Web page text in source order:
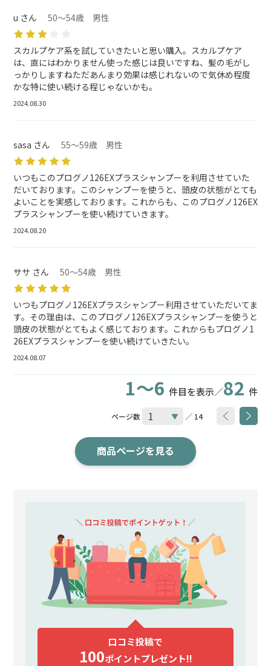
u さん 50～54歳 男性
スカルプケア系を試していきたいと思い購入。スカルプケア
は、直にはわかりません使った感じは良いですね、髪の毛がし
っかりしますねただあんまり効果は感じれないので気休め程度
かな特に使い続ける程じゃないかも。
2024.08.30
sasa さん 55～59歳 男性
いつもこのプログノ126EXプラスシャンプーを利用させていた
だいております。このシャンプーを使うと、頭皮の状態がとても
よいことを実感しております。これからも、このプログノ126EX
プラスシャンプーを使い続けていきます。
2024.08.20
ササ さん 50～54歳 男性
いつもプログノ126EXプラスシャンプー利用させていただいてま
す。その理由は、このプログノ126EXプラスシャンプーを使うと
頭皮の状態がとてもよく感じております。これからもプログノ1
26EXプラスシャンプーを使い続けていきたい。
2024.08.07
1～6 件目を表示／82 件
ページ数 ／ 14
商品ページを見る
口コミ投稿で
100ポイントプレゼント!!